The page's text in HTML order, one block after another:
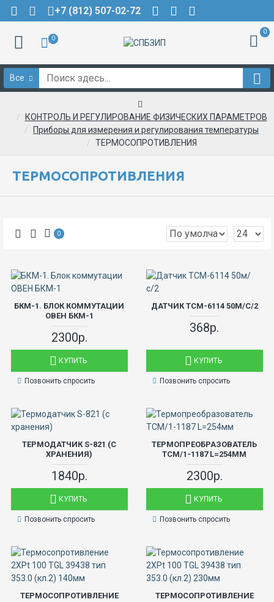
+7 (812) 507-02-72
0
0
Все
КОНТРОЛЬ И РЕГУЛИРОВАНИЕ ФИЗИЧЕСКИХ ПАРАМЕТРОВ
Приборы для измерения и регулирования температуры
ТЕРМОСОПРОТИВЛЕНИЯ
ТЕРМОСОПРОТИВЛЕНИЯ
0
БКМ-1. БЛОК КОММУТАЦИИ
ОВЕН БКМ-1
2300р.
КУПИТЬ
Позвонить спросить
ДАТЧИК ТСМ-6114 50М/С/2
368р.
КУПИТЬ
Позвонить спросить
ТЕРМОДАТЧИК S-821 (С
ХРАНЕНИЯ)
1840р.
КУПИТЬ
Позвонить спросить
ТЕРМОПРЕОБРАЗОВАТЕЛЬ
ТСМ/1-1187 L=254ММ
2300р.
КУПИТЬ
Позвонить спросить
ТЕРМОСОПРОТИВЛЕНИЕ
ТЕРМОСОПРОТИВЛЕНИЕ